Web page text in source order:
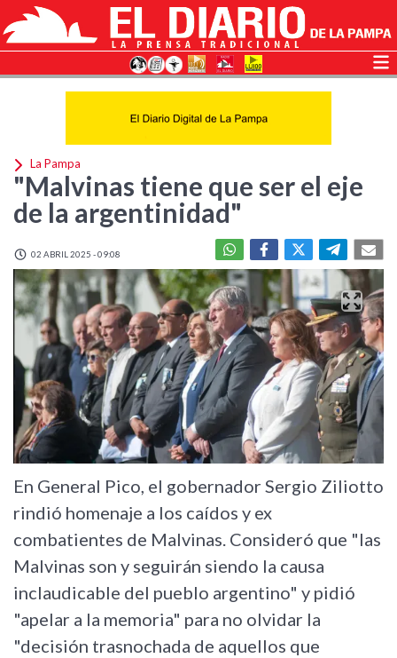
La Pampa
"Malvinas tiene que ser el eje
de la argentinidad"
02 ABRIL 2025 - 09:08
En General Pico, el gobernador Sergio Ziliotto
rindió homenaje a los caídos y ex
combatientes de Malvinas. Consideró que "las
Malvinas son y seguirán siendo la causa
inclaudicable del pueblo argentino" y pidió
"apelar a la memoria" para no olvidar la
"decisión trasnochada de aquellos que